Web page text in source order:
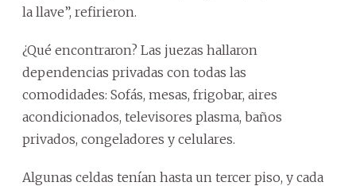
la llave”, refirieron.
¿Qué encontraron? Las juezas hallaron
dependencias privadas con todas las
comodidades: Sofás, mesas, frigobar, aires
acondicionados, televisores plasma, baños
privados, congeladores y celulares.
Algunas celdas tenían hasta un tercer piso, y cada